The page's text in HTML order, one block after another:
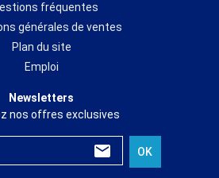
fréquentes
générales de ventes
Plan du site
Emploi
Newsletters
nos offres exclusives
OK